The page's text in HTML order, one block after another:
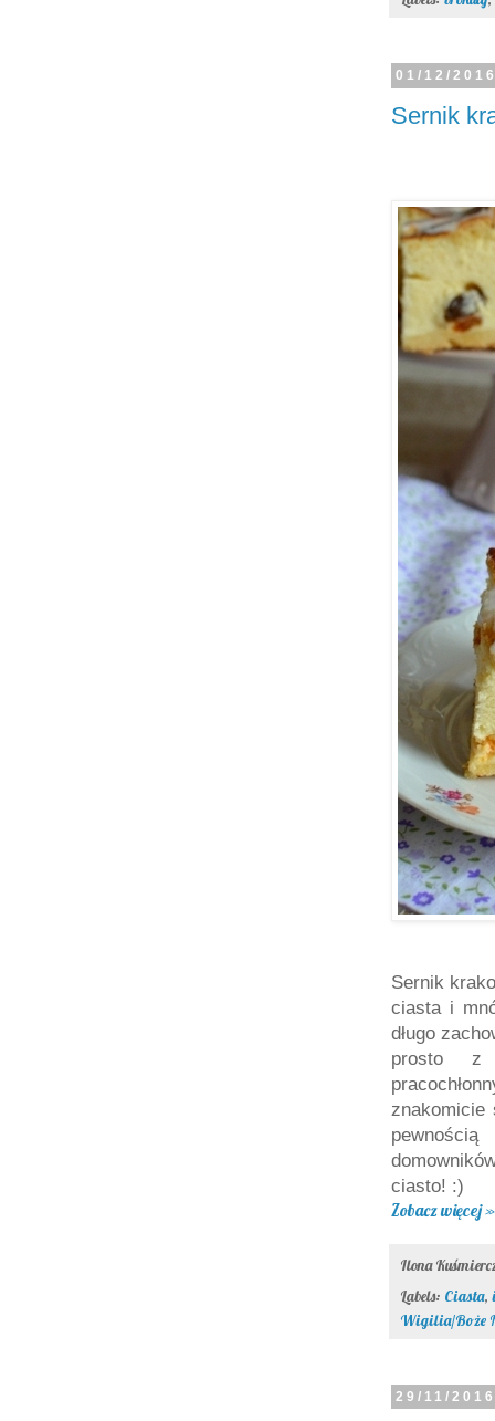
01/12/
Sernik
Sernik
ciasta i
długo
prosto z
ciasto! :)
Zobacz więcej »
Ilona
Labels: Ciasta,
Wigilia/Boże
29/11/